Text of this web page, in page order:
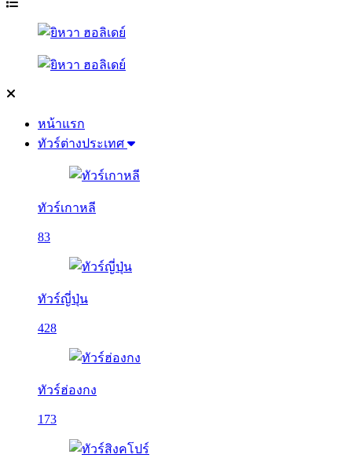
หน้าแรก
ทัวร์ต่างประเทศ
ทัวร์เกาหลี
83
ทัวร์ญี่ปุ่น
428
ทัวร์ฮ่องกง
173